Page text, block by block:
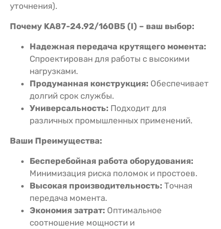
уточнения).
Почему KA87-24.92/160В5 (I) – ваш выбор:
Надежная передача крутящего момента:
Спроектирован для работы с высокими
нагрузками.
Продуманная конструкция: Обеспечивает
долгий срок службы.
Универсальность: Подходит для
различных промышленных применений.
Ваши Преимущества:
Бесперебойная работа оборудования:
Минимизация риска поломок и простоев.
Высокая производительность: Точная
передача момента.
Экономия затрат: Оптимальное
соотношение мощности и